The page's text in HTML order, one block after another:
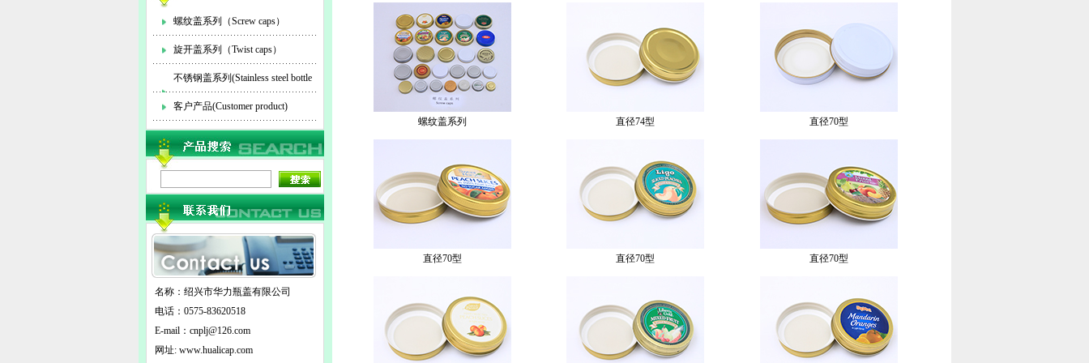
螺纹盖系列（Screw caps）
旋开盖系列（Twist caps）
不锈钢盖系列(Stainless steel bottle
cap)
客户产品(Customer product)
名称：绍兴市华力瓶盖有限公司
电话：0575-83620518
E-mail： cnplj@126.com
网址: www.hualicap.com
螺纹盖系列 直径74型 直径70型
直径70型 直径70型 直径70型